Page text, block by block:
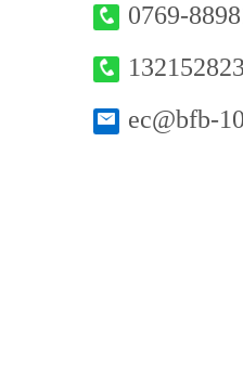
0769-
ec@bfb-